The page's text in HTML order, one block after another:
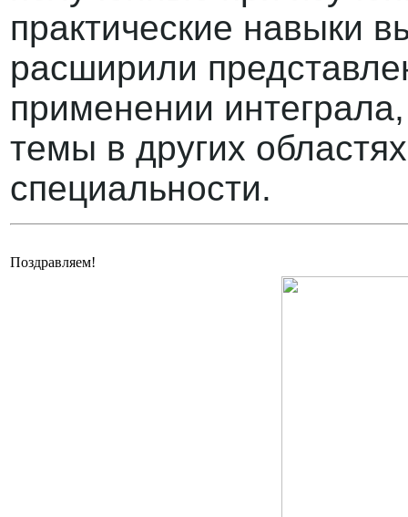
практические навыки
расширили
применении
темы в других
специальности.
Поздравляем!